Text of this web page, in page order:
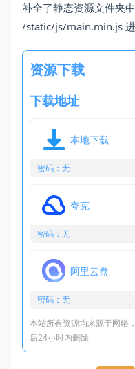
补全了静态资源文件夹
/static/js/main.min.js 进
资源下载
下载地址
本地下载
密码：无
夸克
密码：无
阿里云盘
密码：无
本站所有资源均来源于网络
后24小时内删除